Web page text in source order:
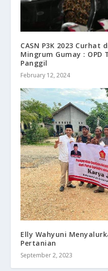
CASN P3K 2023 Curhat
Mingrum Gumay : OPD
Panggil
February 12, 2024
Elly Wahyuni
Pertanian
September 2, 2023